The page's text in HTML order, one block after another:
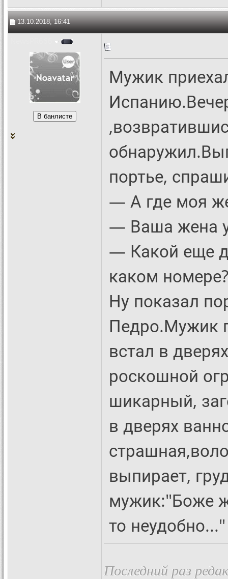
13.10.2018, 16:41
Мужик
портье,
— А где моя
— Ваша жена
— Какой еще
каком
Ну показал
Педро.Мужик
встал в
роскошной
шикарный,
в дверях
выпирает,
мужик:"Боже
то неудобно..."
Последний раз